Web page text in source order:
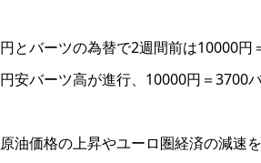
円とバーツの為替で2週間前は10000円
円安バーツ高が進行、10000円＝3700
原油価格の上昇やユーロ圏経済の減速